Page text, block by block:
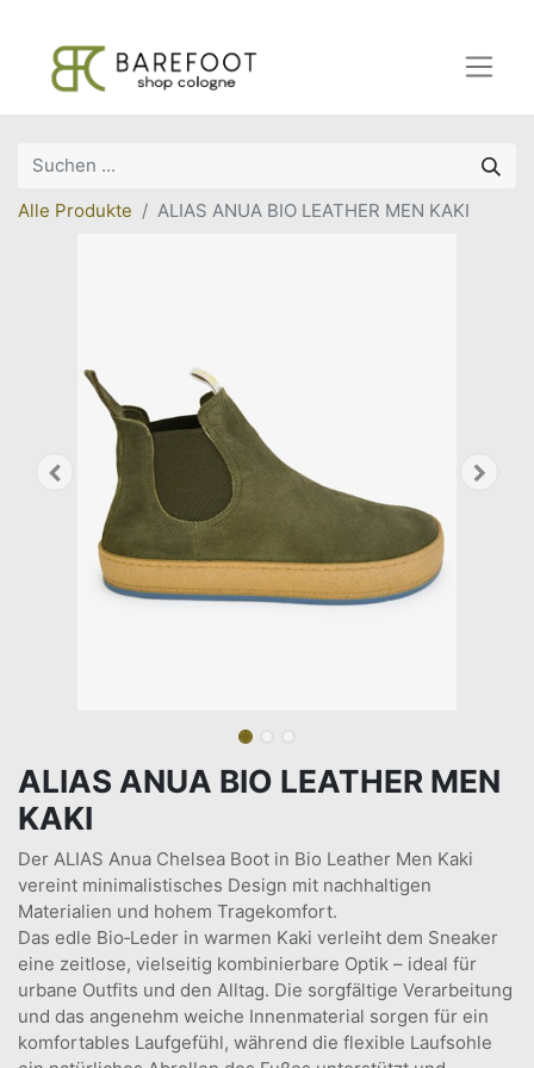
Alle Produkte ALIAS ANUA BIO LEATHER MEN KAKI
ALIAS ANUA BIO LEATHER MEN
KAKI
Der ALIAS Anua Chelsea Boot in Bio Leather Men Kaki
vereint minimalistisches Design mit nachhaltigen
Materialien und hohem Tragekomfort.
Das edle Bio‑Leder in warmen Kaki verleiht dem Sneaker
eine zeitlose, vielseitig kombinierbare Optik – ideal für
urbane Outfits und den Alltag. Die sorgfältige Verarbeitung
und das angenehm weiche Innenmaterial sorgen für ein
komfortables Laufgefühl, während die flexible Laufsohle